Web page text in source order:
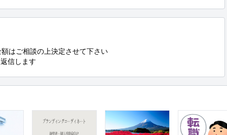
はご相談の上決定させて下さい
信します